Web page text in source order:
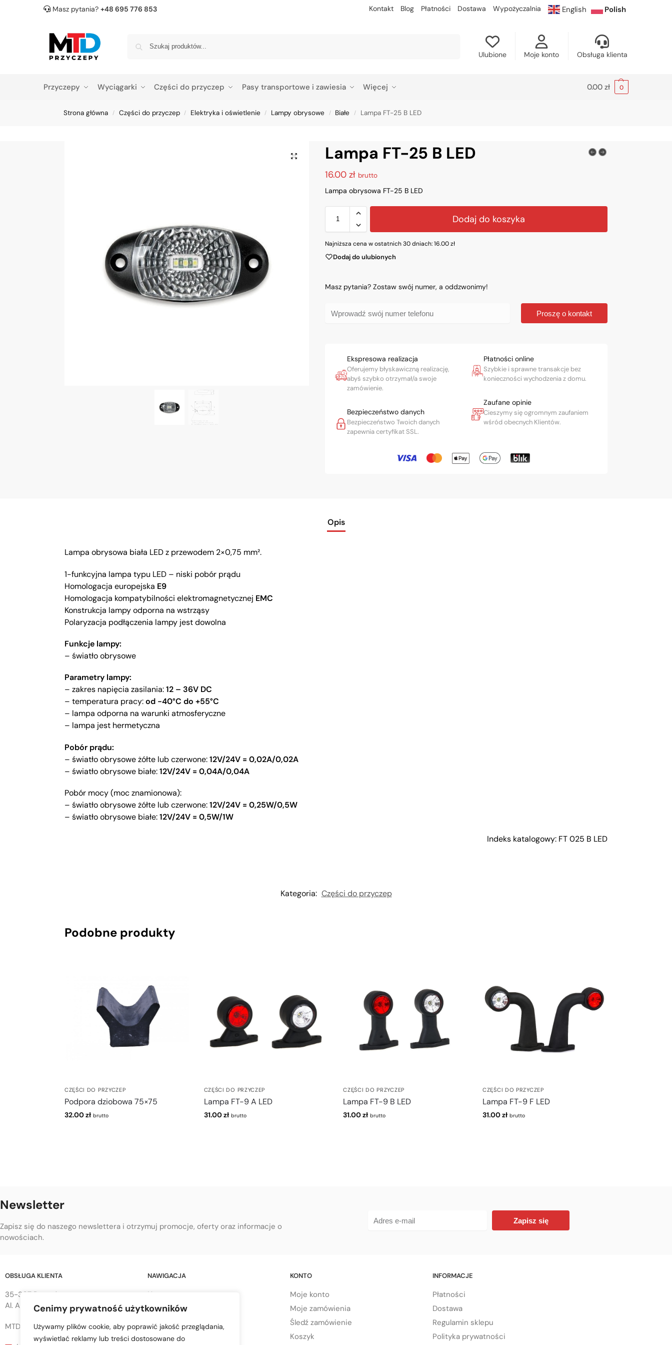
Cenimy prywatność użytkowników
Używamy plików cookie, aby poprawić jakość przeglądania,
wyświetlać reklamy lub treści dostosowane do
Masz pytania? +48 695 776 853 Kontakt Blog Płatności Dostawa Wypożyczalnia English Polish
Ulubione Moje konto Obsługa klienta
Przyczepy Wyciągarki Części do przyczep Pasy transportowe i zawiesia Więcej 0.00 zł 0
Strona główna / Części do przyczep / Elektryka i oświetlenie / Lampy obrysowe / Białe / Lampa FT-25 B LED
Lampa FT-25 B LED
16.00zł brutto
Lampa obrysowa FT-25 B LED
Dodaj do koszyka
Najniższa cena w ostatnich 30 dniach:16.00zł
Dodaj do ulubionych
Masz pytania? Zostaw swój numer, a oddzwonimy!
Proszę o kontakt
Ekspresowa realizacja
Oferujemy błyskawiczną realizację,
abyś szybko otrzymał/a swoje
zamówienie.
Bezpieczeństwo danych
Bezpieczeństwo Twoich danych
zapewnia certyfikat SSL.
Płatności online
Szybkie i sprawne transakcje bez
konieczności wychodzenia z domu.
Zaufane opinie
Cieszymy się ogromnym zaufaniem
wśród obecnych Klientów.
Opis
Lampa obrysowa biała LED z przewodem 2×0,75 mm².
1-funkcyjna lampa typu LED – niski pobór prądu
Homologacja europejska E9
Homologacja kompatybilności elektromagnetycznej EMC
Konstrukcja lampy odporna na wstrząsy
Polaryzacja podłączenia lampy jest dowolna
Funkcje lampy:
– światło obrysowe
Parametry lampy:
– zakres napięcia zasilania:12 – 36V DC
– temperatura pracy:od -40°C do +55°C
– lampa odporna na warunki atmosferyczne
– lampa jest hermetyczna
Pobór prądu:
– światło obrysowe żółte lub czerwone:12V/24V = 0,02A/0,02A
– światło obrysowe białe:12V/24V = 0,04A/0,04A
Pobór mocy (moc znamionowa):
– światło obrysowe żółte lub czerwone:12V/24V = 0,25W/0,5W
– światło obrysowe białe:12V/24V = 0,5W/1W
Indeks katalogowy: FT 025 B LED
Kategoria: Części do przyczep
Podobne produkty
CZĘŚCI DO PRZYCZEP
Podpora dziobowa 75×75
32.00zł brutto
CZĘŚCI DO PRZYCZEP
Lampa FT-9 A LED
31.00zł brutto
CZĘŚCI DO PRZYCZEP
Lampa FT-9 B LED
31.00zł brutto
CZĘŚCI DO PRZYCZEP
Lampa FT-9 F LED
31.00zł brutto
Newsletter
Zapisz się do naszego newslettera i otrzymuj promocje, oferty oraz informacje o
nowościach.
Zapisz się
OBSŁUGA KLIENTA
35-307 Rzeszów
Al. Armii Krajowej 68
MTD sp. z o.o.
NAWIGACJA
Home
Sklep
O Firmie
Blog
KONTO
Moje konto
Moje zamówienia
Śledź zamówienie
Koszyk
INFORMACJE
Płatności
Dostawa
Regulamin sklepu
Polityka prywatności